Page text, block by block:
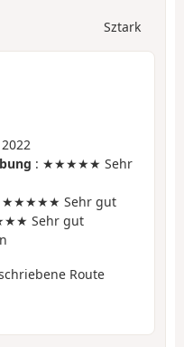
Sztark
: ★★★★★ Sehr
★★★★★ Sehr gut
Sehr gut
Route